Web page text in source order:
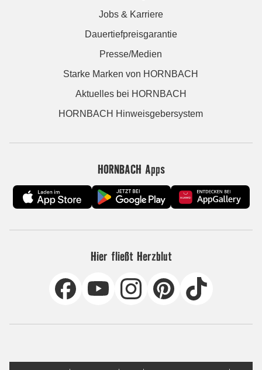
Jobs & Karriere
Dauertiefpreisgarantie
Presse/Medien
Starke Marken von HORNBACH
Aktuelles bei HORNBACH
HORNBACH Hinweisgebersystem
HORNBACH Apps
Hier fließt Herzblut